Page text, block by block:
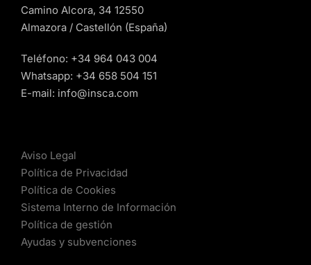
Camino Alcora, 34 12550
Almazora / Castellón (España)
Teléfono: +34 964 043 004
Whatsapp: +34 658 504 151
E-mail: info@insca.com
Aviso Legal
Política de Privacidad
Política de Cookies
Sistema Interno de Información
Política de gestión
Ayudas y subvenciones